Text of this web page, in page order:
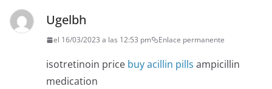
Ugelbh
el 16/03/2023 a las 12:53 pm Enlace permanente
isotretinoin price buy acillin pills ampicillin
medication